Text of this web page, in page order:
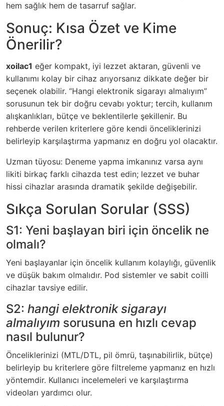
hem sağlık hem de tasarruf sağlar.
Sonuç: Kısa Özet ve Kime
Önerilir?
xoilac1 eğer kompakt, iyi lezzet aktaran, güvenli ve
kullanımı kolay bir cihaz arıyorsanız dikkate değer bir
seçenek olabilir. “Hangi elektronik sigarayı almalıyım”
sorusunun tek bir doğru cevabı yoktur; tercih, kullanım
alışkanlıkları, bütçe ve beklentilerle şekillenir. Bu
rehberde verilen kriterlere göre kendi önceliklerinizi
belirleyip karşılaştırma yapmanız en doğru yol olacaktır.
Uzman tüyosu: Deneme yapma imkanınız varsa aynı
likiti birkaç farklı cihazda test edin; lezzet ve buhar
hissi cihazlar arasında dramatik şekilde değişebilir.
Sıkça Sorulan Sorular (SSS)
S1: Yeni başlayan biri için öncelik ne
olmalı?
Yeni başlayanlar için öncelik kullanım kolaylığı, güvenlik
ve düşük bakım olmalıdır. Pod sistemler ve sabit coilli
cihazlar tavsiye edilir.
S2: hangi elektronik sigarayı
almalıyım sorusuna en hızlı cevap
nasıl bulunur?
Önceliklerinizi (MTL/DTL, pil ömrü, taşınabilirlik, bütçe)
belirleyip bu kriterlere göre filtreleme yapmanız en hızlı
yöntemdir. Kullanıcı incelemeleri ve karşılaştırma
videoları yardımcı olur.